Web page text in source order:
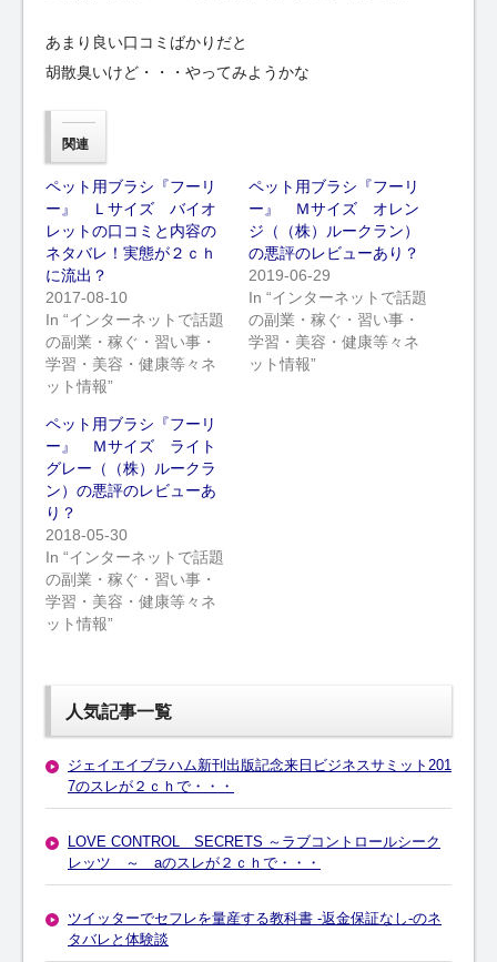
あまり良い口コミばかりだと
胡散臭いけど・・・やってみようかな
関連
ペット用ブラシ『フーリ
ー』 Ｌサイズ バイオ
レットの口コミと内容の
ネタバレ！実態が２ｃｈ
に流出？
2017-08-10
In “インターネットで話題
の副業・稼ぐ・習い事・
学習・美容・健康等々ネ
ット情報”
ペット用ブラシ『フーリ
ー』 Ｍサイズ オレン
ジ（（株）ルークラン）
の悪評のレビューあり？
2019-06-29
In “インターネットで話題
の副業・稼ぐ・習い事・
学習・美容・健康等々ネ
ット情報”
ペット用ブラシ『フーリ
ー』 Ｍサイズ ライト
グレー（（株）ルークラ
ン）の悪評のレビューあ
り？
2018-05-30
In “インターネットで話題
の副業・稼ぐ・習い事・
学習・美容・健康等々ネ
ット情報”
人気記事一覧
ジェイエイブラハム新刊出版記念来日ビジネスサミット201
7のスレが２ｃｈで・・・
LOVE CONTROL SECRETS ～ラブコントロールシーク
レッツ ～ aのスレが２ｃｈで・・・
ツイッターでセフレを量産する教科書 -返金保証なし-のネ
タバレと体験談